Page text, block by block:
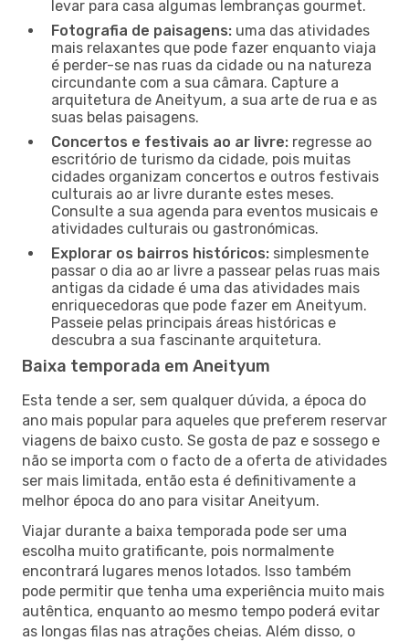
levar para casa algumas lembranças gourmet.
Fotografia de paisagens: uma das atividades
mais relaxantes que pode fazer enquanto viaja
é perder-se nas ruas da cidade ou na natureza
circundante com a sua câmara. Capture a
arquitetura de Aneityum, a sua arte de rua e as
suas belas paisagens.
Concertos e festivais ao ar livre: regresse ao
escritório de turismo da cidade, pois muitas
cidades organizam concertos e outros festivais
culturais ao ar livre durante estes meses.
Consulte a sua agenda para eventos musicais e
atividades culturais ou gastronómicas.
Explorar os bairros históricos: simplesmente
passar o dia ao ar livre a passear pelas ruas mais
antigas da cidade é uma das atividades mais
enriquecedoras que pode fazer em Aneityum.
Passeie pelas principais áreas históricas e
descubra a sua fascinante arquitetura.
Baixa temporada em Aneityum
Esta tende a ser, sem qualquer dúvida, a época do
ano mais popular para aqueles que preferem reservar
viagens de baixo custo. Se gosta de paz e sossego e
não se importa com o facto de a oferta de atividades
ser mais limitada, então esta é definitivamente a
melhor época do ano para visitar Aneityum.
Viajar durante a baixa temporada pode ser uma
escolha muito gratificante, pois normalmente
encontrará lugares menos lotados. Isso também
pode permitir que tenha uma experiência muito mais
autêntica, enquanto ao mesmo tempo poderá evitar
as longas filas nas atrações cheias. Além disso, o